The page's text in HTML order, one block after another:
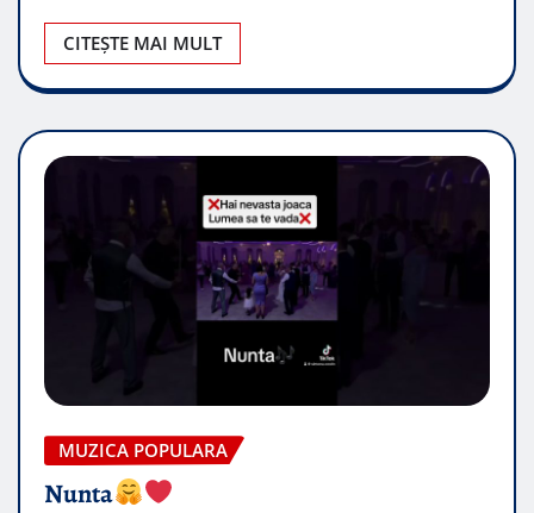
CITEȘTE MAI MULT
MUZICA POPULARA
Nunta